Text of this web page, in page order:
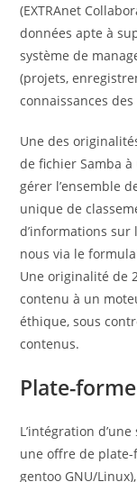
(EXTRAnet
données apte à
système de
(projets,
connaissances
Une des
de fichier Samba à
gérer l’ensemble
unique de
d’informations sur
nous via le
Une originalité de
contenu à un
éthique, sous
contenus.
Plate-
L’intégration
une offre de
gentoo GNU/